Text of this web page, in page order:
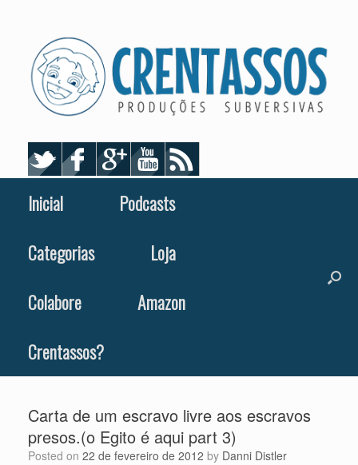
Inicial
Podcasts
Categorias
Loja
Colabore
Amazon
Crentassos?
Carta de um escravo livre aos escravos
presos.(o Egito é aqui part 3)
Posted on 22 de fevereiro de 2012 by Danni Distler